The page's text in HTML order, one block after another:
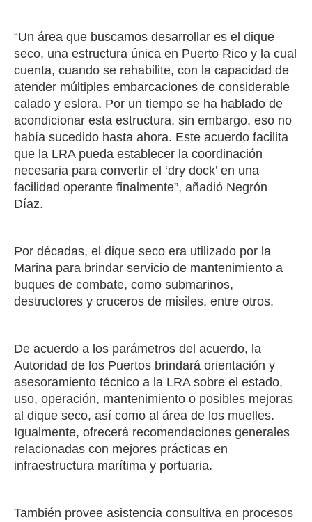
“Un área que buscamos desarrollar es el dique
seco, una estructura única en Puerto Rico y la cual
cuenta, cuando se rehabilite, con la capacidad de
atender múltiples embarcaciones de considerable
calado y eslora. Por un tiempo se ha hablado de
acondicionar esta estructura, sin embargo, eso no
había sucedido hasta ahora. Este acuerdo facilita
que la LRA pueda establecer la coordinación
necesaria para convertir el ‘dry dock’ en una
facilidad operante finalmente”, añadió Negrón
Díaz.
Por décadas, el dique seco era utilizado por la
Marina para brindar servicio de mantenimiento a
buques de combate, como submarinos,
destructores y cruceros de misiles, entre otros.
De acuerdo a los parámetros del acuerdo, la
Autoridad de los Puertos brindará orientación y
asesoramiento técnico a la LRA sobre el estado,
uso, operación, mantenimiento o posibles mejoras
al dique seco, así como al área de los muelles.
Igualmente, ofrecerá recomendaciones generales
relacionadas con mejores prácticas en
infraestructura marítima y portuaria.
También provee asistencia consultiva en procesos